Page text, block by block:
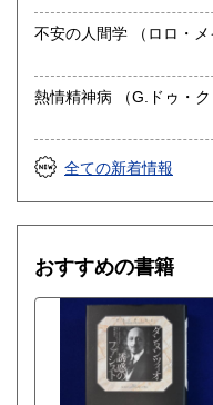
不安の人間学
熱情精神病 （
全ての新着情報
おすすめの書籍